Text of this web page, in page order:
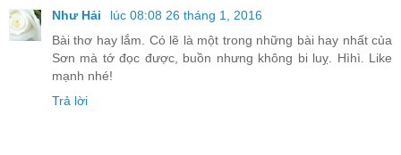
Như Hải
lúc 08:08 26 tháng 1, 2016
Bài thơ hay lắm. Có lẽ là một trong những bài hay nhất của
Sơn mà tớ đọc được, buồn nhưng không bi luỵ. Hìhì. Like
mạnh nhé!
Trả lời